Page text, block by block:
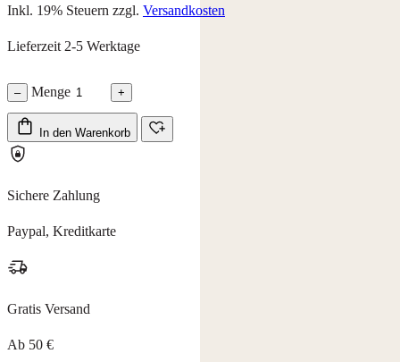
Inkl. 19% Steuern zzgl. Versandkosten
Lieferzeit 2-5 Werktage
– Menge +
In den Warenkorb
Sichere Zahlung
Paypal, Kreditkarte
Gratis Versand
Ab 50 €